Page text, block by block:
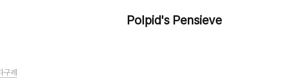
Polpid's Pensieve
레